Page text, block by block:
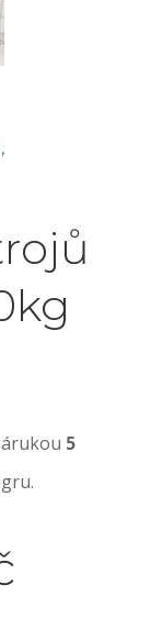
,
5